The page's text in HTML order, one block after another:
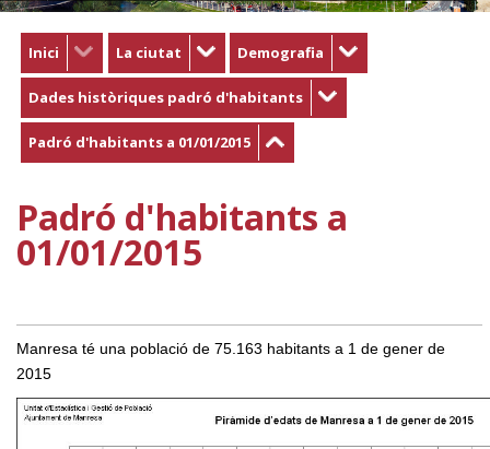
Inici La ciutat Demografia
Dades històriques padró d'habitants
Padró d'habitants a 01/01/2015
Padró d'habitants a
01/01/2015
Manresa té una població de 75.163 habitants a 1 de gener de
2015